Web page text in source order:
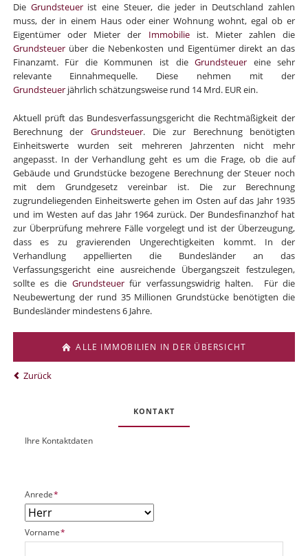
Die Grundsteuerist eine Steuer, die jeder in Deutschland zahlen
muss, der in einem Haus oder einer Wohnung wohnt, egal ob er
Eigentümer oder Mieter der Immobilieist. Mieter zahlen die
Grundsteuerüber die Nebenkosten und Eigentümer direkt an das
Finanzamt. Für die Kommunen ist dieGrundsteuer eine sehr
relevante Einnahmequelle. Diese nehmen mit der
Grundsteuerjährlich schätzungsweise rund 14 Mrd. EUR ein.
Aktuell prüft das Bundesverfassungsgericht die Rechtmäßigkeit der
Berechnung der Grundsteuer. Die zur Berechnung benötigten
Einheitswerte wurden seit mehreren Jahrzenten nicht mehr
angepasst. In der Verhandlung geht es um die Frage, ob die auf
Gebäude und Grundstücke bezogene Berechnung der Steuer noch
mit dem Grundgesetz vereinbar ist. Die zur Berechnung
zugrundeliegenden Einheitswerte gehen im Osten auf das Jahr 1935
und im Westen auf das Jahr 1964 zurück. Der Bundesfinanzhof hat
zur Überprüfung mehrere Fälle vorgelegt und ist der Überzeugung,
dass es zu gravierenden Ungerechtigkeiten kommt. In der
Verhandlung appellierten die Bundesländer an das
Verfassungsgericht eine ausreichende Übergangszeit festzulegen,
sollte es die Grundsteuerfür verfassungswidrig halten. Für die
Neubewertung der rund 35 Millionen Grundstücke benötigten die
Bundesländer mindestens 6 Jahre.
ALLE IMMOBILIEN IN DER ÜBERSICHT
Zurück
KONTAKT
O
k
P
UIhre Kontaktdaten
P
f
l
i
c
Anrede*
P
f
Vorname*